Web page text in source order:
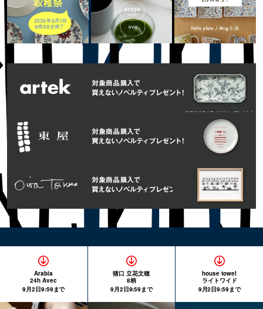
Arabia
24h Avec
9月2日9:59まで
猪口 立花文穂
8柄
9月2日9:59まで
house towel
ライトワイド
9月2日9:59まで